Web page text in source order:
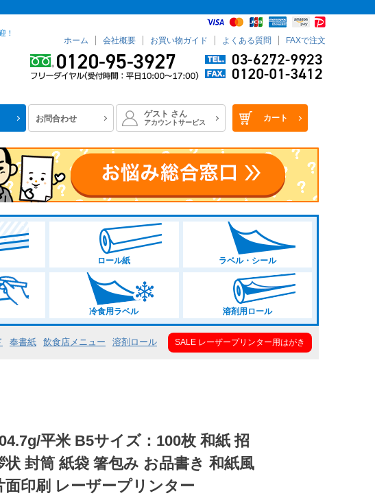
！
ホーム 会社概要 お買い物ガイド よくある質問 FAXで注文
お問合わせ ゲスト さん
アカウントサービス カート
ロール紙 ラベル・シール
冷食用ラベル 溶剤用ロール
奉書紙 飲食店メニュー 溶剤ロール SALE レーザープリンター用はがき
平米 B5サイズ：100枚 和紙 招
状 封筒 紙袋 箸包み お品書き 和紙風
面印刷 レーザープリンター